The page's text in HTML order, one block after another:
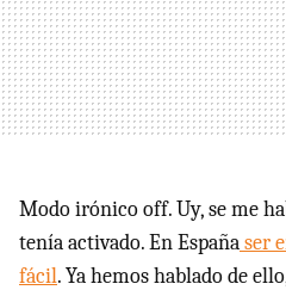
Modo irónico off. Uy, se me
tenía activado. En Españaser
fácil. Ya hemos hablado de